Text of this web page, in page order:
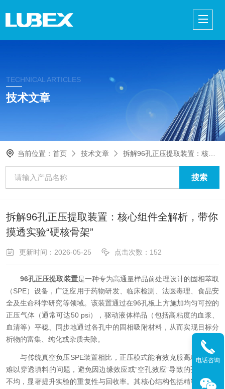
TECHNICAL ARTICLES
技术文章
当前位置：首页 技术文章 拆解96孔正压提取装置：核心组件全解析，带你摸透实验“硬核骨架”
拆解96孔正压提取装置：核心组件全解析，带你
摸透实验“硬核骨架”
更新时间：2026-05-25 点击次数：152
96孔正压提取装置是一种专为高通量样品前处理设计的固相萃取
（SPE）设备，广泛应用于药物研发、临床检测、法医毒理、食品安
全及生命科学研究等领域。该装置通过在96孔板上方施加均匀可控的
正压气体（通常可达50 psi），驱动液体样品（包括高粘度的血浆、
血清等）平稳、同步地通过各孔中的固相吸附材料，从而实现目标分
析物的富集、纯化或杂质去除。
与传统真空负压SPE装置相比，正压模式能有效克服高粘度样品
难以穿透填料的问题，避免因边缘效应或“空孔效应”导致的孔间流速
不均，显著提升实验的重复性与回收率。其核心结构包括精密气体分
电话咨询